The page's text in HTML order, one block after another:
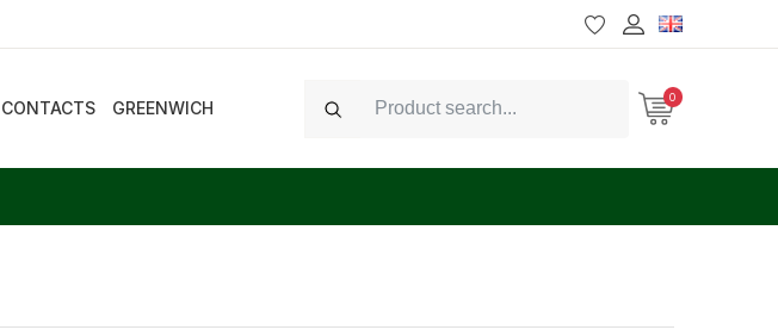
CONTACTS GREENWICH
Search
0